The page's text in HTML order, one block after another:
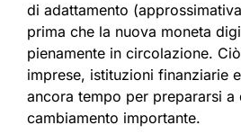
di adattamento
prima che la nuova moneta
pienamente in circolazione.
imprese, istituzioni finanziarie
ancora tempo per prepararsi a
cambiamento importante.